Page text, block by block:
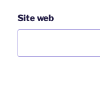
Site web